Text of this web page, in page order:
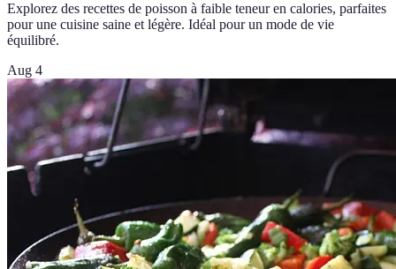
Explorez des recettes de poisson à faible teneur en calories, parfaites
pour une cuisine saine et légère. Idéal pour un mode de vie
équilibré.
Aug 4